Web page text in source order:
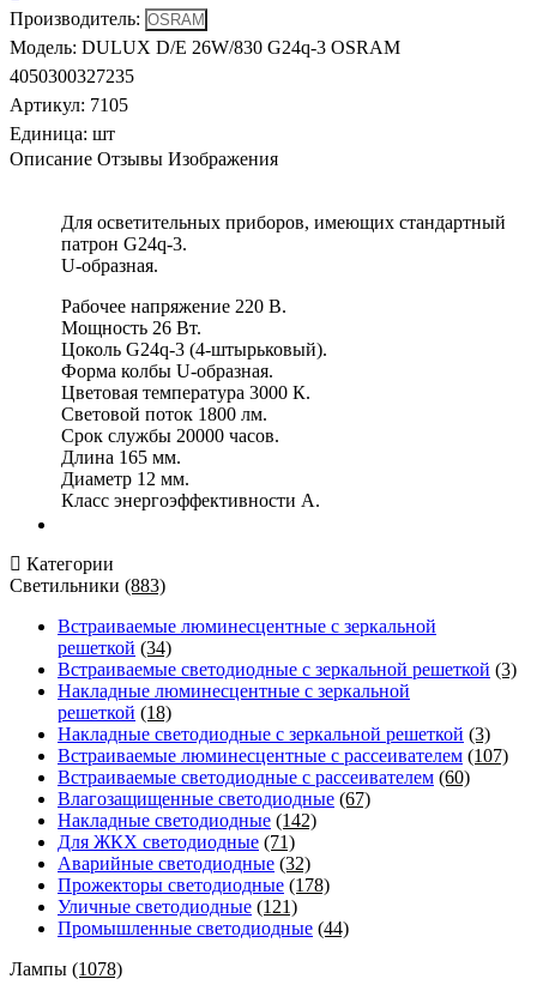
Производитель:
Модель: DULUX D/E 26W/830 G24q-3 OSRAM
4050300327235
Артикул: 7105
Единица: шт
Описание Отзывы Изображения
Для осветительных приборов, имеющих стандартный
патрон G24q-3.
U-образная.
Рабочее напряжение 220 В.
Мощность 26 Вт.
Цоколь G24q-3 (4-штырьковый).
Форма колбы U-образная.
Цветовая температура 3000 К.
Световой поток 1800 лм.
Срок службы 20000 часов.
Длина 165 мм.
Диаметр 12 мм.
Класс энергоэффективности А.
Категории
Светильники (883)
Встраиваемые люминесцентные с зеркальной
решеткой (34)
Встраиваемые светодиодные с зеркальной решеткой (3)
Накладные люминесцентные с зеркальной
решеткой (18)
Накладные светодиодные с зеркальной решеткой (3)
Встраиваемые люминесцентные с рассеивателем (107)
Встраиваемые светодиодные с рассеивателем (60)
Влагозащищенные светодиодные (67)
Накладные светодиодные (142)
Для ЖКХ светодиодные (71)
Аварийные светодиодные (32)
Прожекторы светодиодные (178)
Уличные светодиодные (121)
Промышленные светодиодные (44)
Лампы (1078)